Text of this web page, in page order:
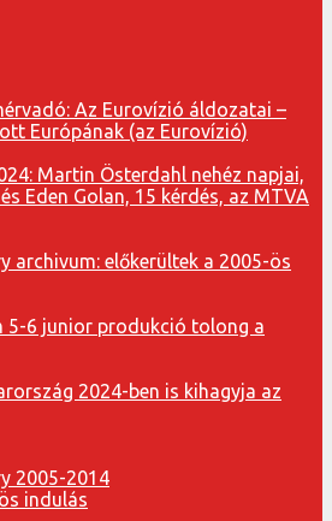
Az Eurovízió áldozatai –
Európának (az Eurovízió)
Martin Österdahl nehéz napjai,
Eden Golan, 15 kérdés, az MTVA
archivum: előkerültek a 2005-ös
5-6 junior produkció tolong a
2024-ben is kihagyja az
2005-2014
indulás